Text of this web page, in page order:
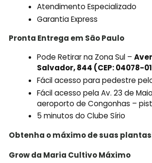
Atendimento Especializado
Garantia Express
Pronta Entrega em São Paulo
Pode Retirar na Zona Sul –
Salvador, 844 (CEP: 04078-
Fácil acesso para pedestre
Fácil acesso pela Av. 23 de
aeroporto de Congonhas –
5 minutos do Clube Sírio
Obtenha o máximo de suas
Grow da Maria Cultivo Máximo